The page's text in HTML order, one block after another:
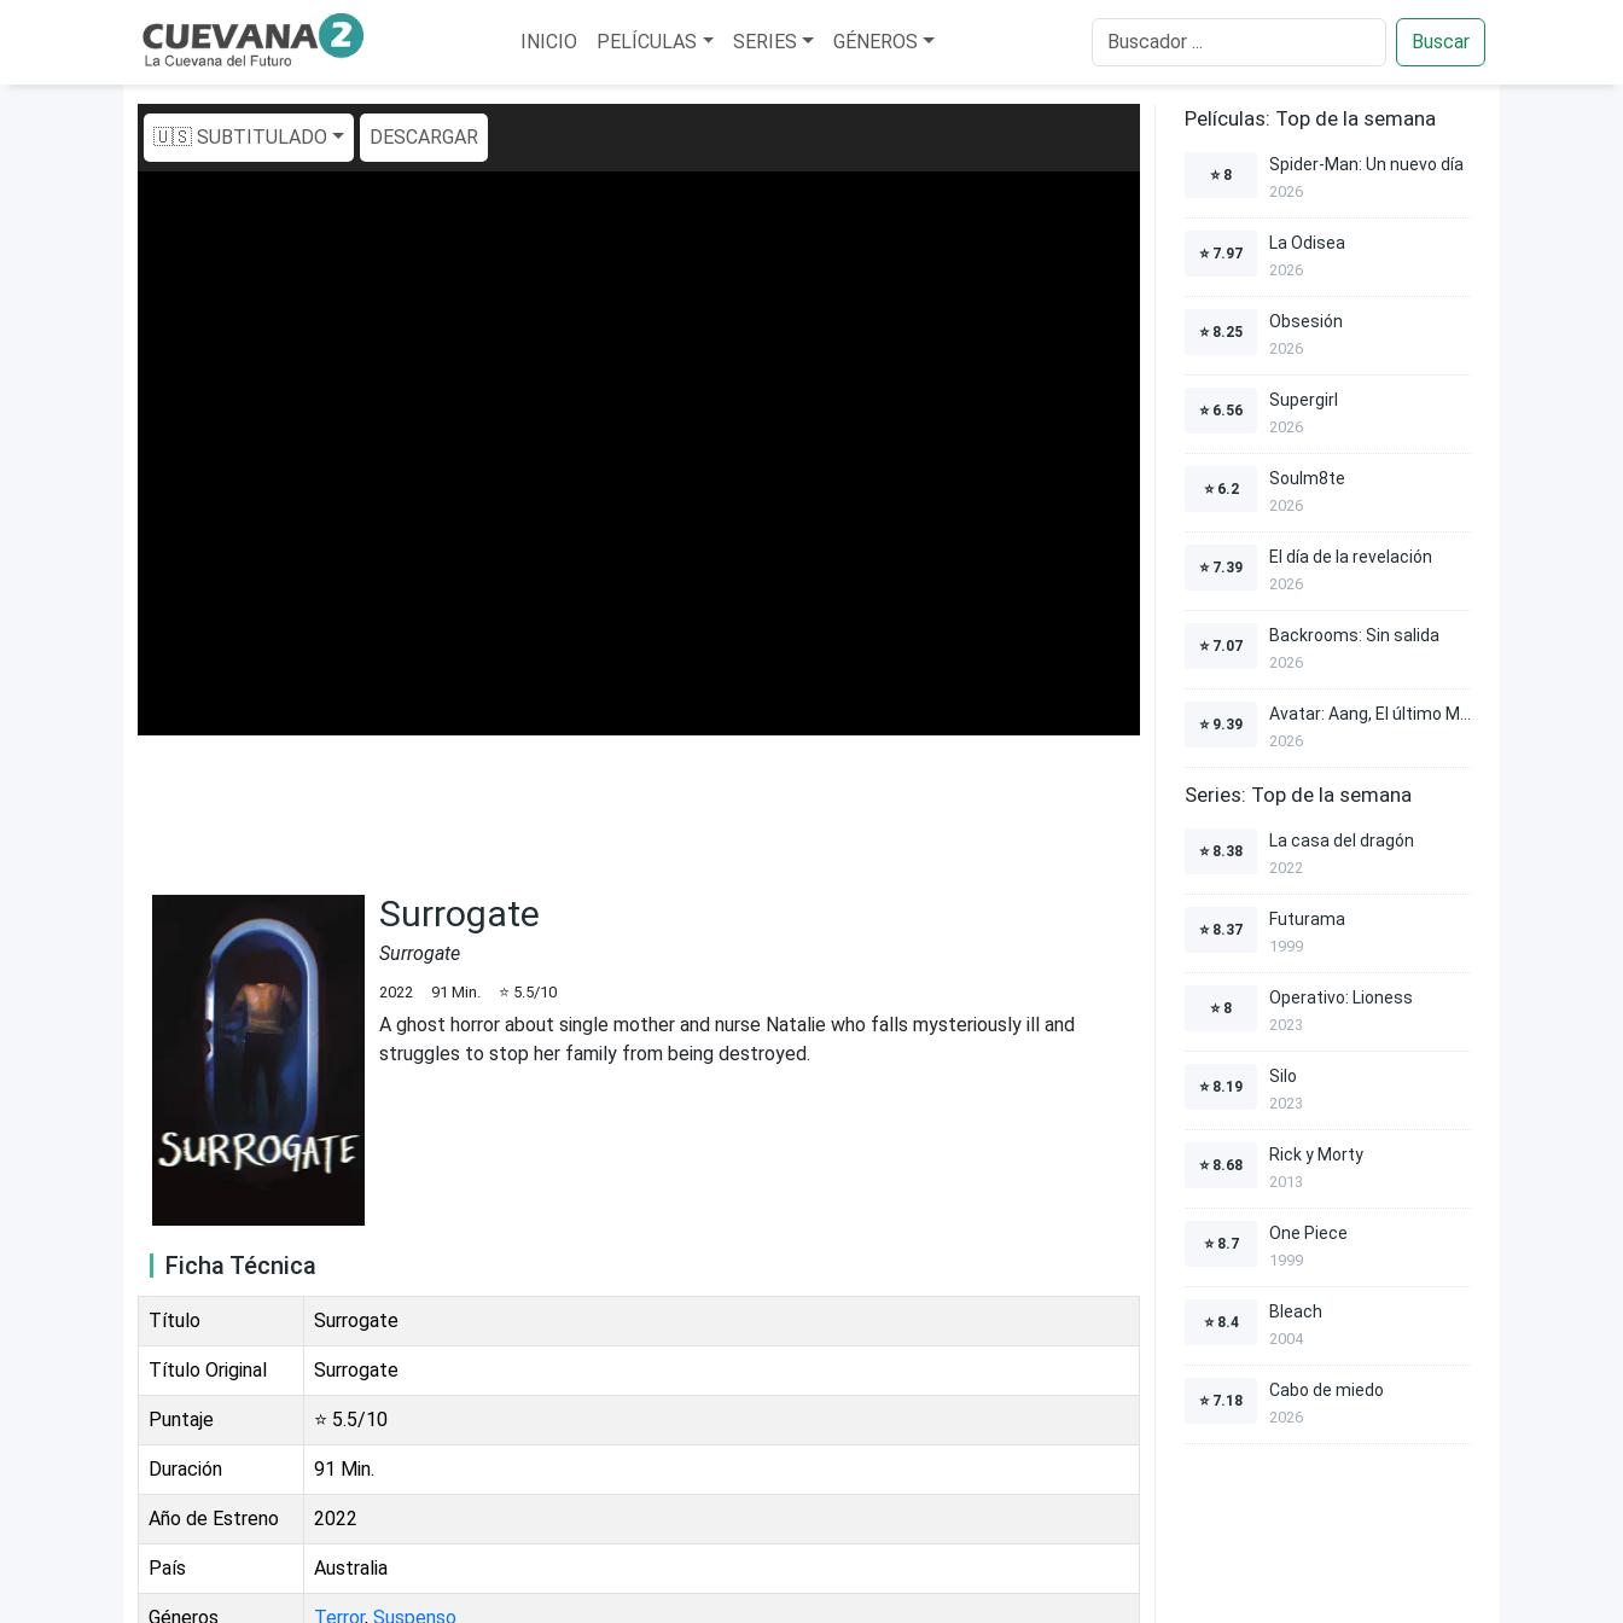
INICIO PELÍCULAS SERIES GÉNEROS Buscar
🇺🇸 SUBTITULADO DESCARGAR
Surrogate
Surrogate
2022 91 Min. ⭐ 5.5/10
A ghost horror about single mother and nurse Natalie who falls mysteriously ill and
struggles to stop her family from being destroyed.
Ficha Técnica
Título Surrogate
Título Original Surrogate
Puntaje ⭐ 5.5/10
Duración 91 Min.
Año de Estreno 2022
País Australia
Géneros Terror, Suspenso
Películas: Top de la semana
⭐ 8
Spider-Man: Un nuevo día
2026
⭐ 7.97
La Odisea
2026
⭐ 8.25
Obsesión
2026
⭐ 6.56
Supergirl
2026
⭐ 6.2
Soulm8te
2026
⭐ 7.39
El día de la revelación
2026
⭐ 7.07
Backrooms: Sin salida
2026
⭐ 9.39
2026
Series: Top de la semana
⭐ 8.38
La casa del dragón
2022
⭐ 8.37
Futurama
1999
⭐ 8
Operativo: Lioness
2023
⭐ 8.19
Silo
2023
⭐ 8.68
Rick y Morty
2013
⭐ 8.7
One Piece
1999
⭐ 8.4
Bleach
2004
⭐ 7.18
Cabo de miedo
2026